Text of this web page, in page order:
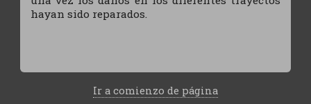
hayan sido reparados.
Ir a comienzo de página